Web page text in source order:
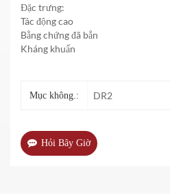
Đặc trưng:
Tác động cao
Bằng chứng đã bắn
Kháng khuẩn
Mục không.: DR2
Hỏi Bây Giờ